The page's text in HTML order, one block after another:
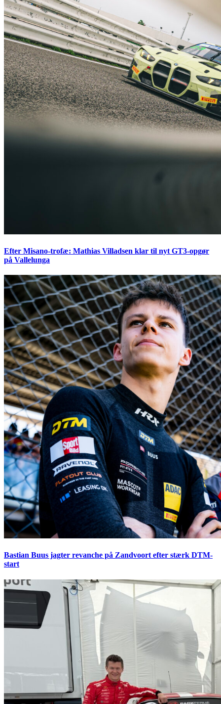
Efter Misano-trofæ: Mathias Villadsen klar til nyt GT3-opgør
på Vallelunga
Bastian Buus jagter revanche på Zandvoort efter stærk DTM-
start